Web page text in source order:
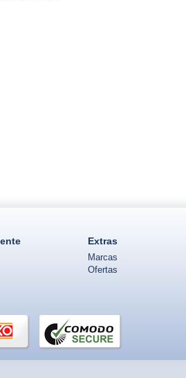
Extras
Marcas
Ofertas